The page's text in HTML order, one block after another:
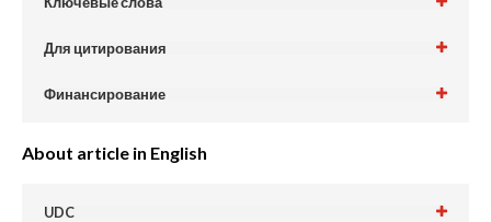
Для цитирования
Финансирование
About article in English
UDC